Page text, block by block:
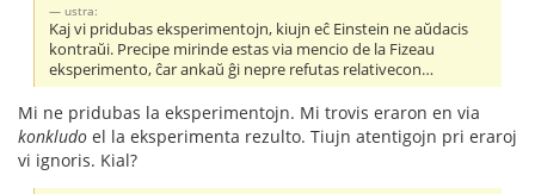
ustra:
Kaj vi pridubas eksperimentojn, kiujn eĉ Einstein ne aŭdacis
kontraŭi. Precipe mirinde estas via mencio de la Fizeau
eksperimento, ĉar ankaŭ ĝi nepre refutas relativecon…
Mi ne pridubas la eksperimentojn. Mi trovis eraron en via
konkludo el la eksperimenta rezulto. Tiujn atentigojn pri eraroj
vi ignoris. Kial?